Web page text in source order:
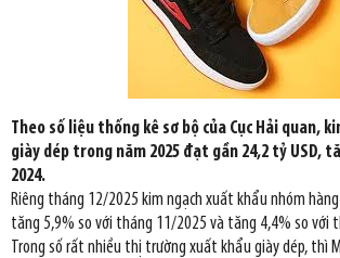
Theo số liệu thống kê sơ bộ của Cục Hải quan,
giày dép trong năm 2025 đạt gần 24,2 tỷ USD,
2024.
Riêng tháng 12/2025 kim ngạch xuất khẩu nhóm
tăng 5,9% so với tháng 11/2025 và tăng 4,4% so với
Trong số rất nhiều thị trường xuất khẩu giày dép, thì